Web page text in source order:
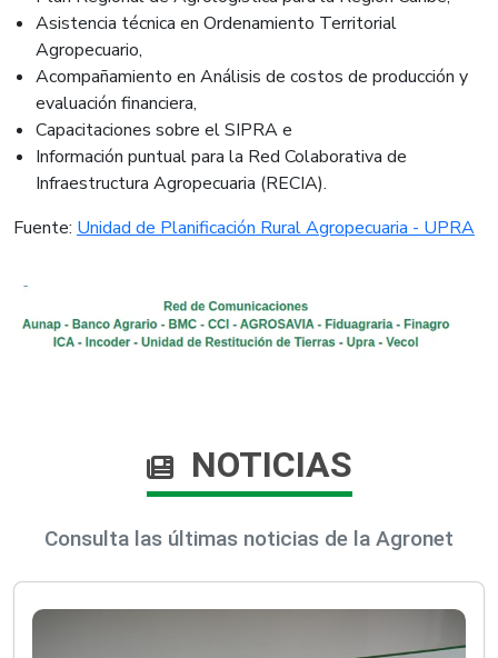
Asistencia técnica en Ordenamiento Territorial
Agropecuario,
Acompañamiento en Análisis de costos de producción y
evaluación financiera,
Capacitaciones sobre el SIPRA e
Información puntual para la Red Colaborativa de
Infraestructura Agropecuaria (RECIA).​
​Fuente: Unidad de Planificación Rural Agropecuaria - UPRA​
NOTICIAS
Consulta las últimas noticias de la Agronet